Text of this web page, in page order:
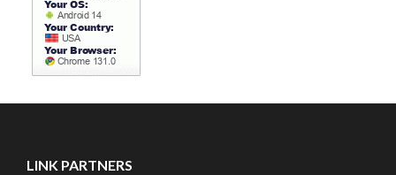
LINK PARTNERS